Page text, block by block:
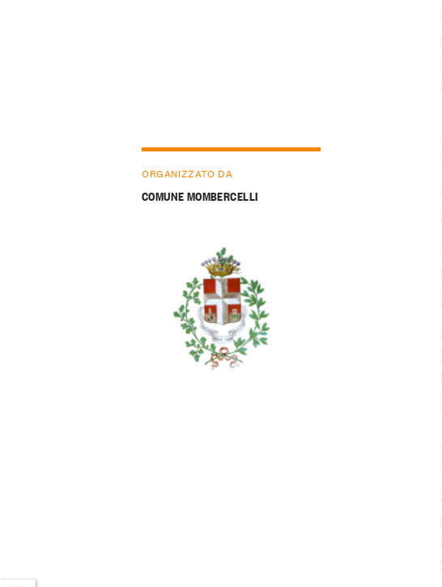
ORGANIZZATO DA
COMUNE MOMBERCELLI